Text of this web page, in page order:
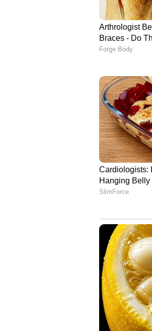
ഏഷ്യാനെറ്റ്